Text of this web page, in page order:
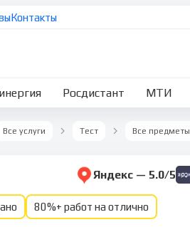
Контакты
Росдистант МТИ
Все услуги Тест Все предметы
Яндекс — 5.0/5
80%+ работ на отлично